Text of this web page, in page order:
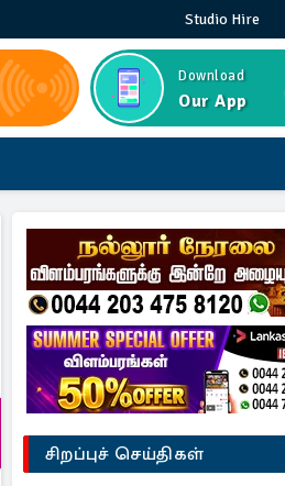
Studio Hire
Download
Our App
சிறப்புச் செய்திகள்